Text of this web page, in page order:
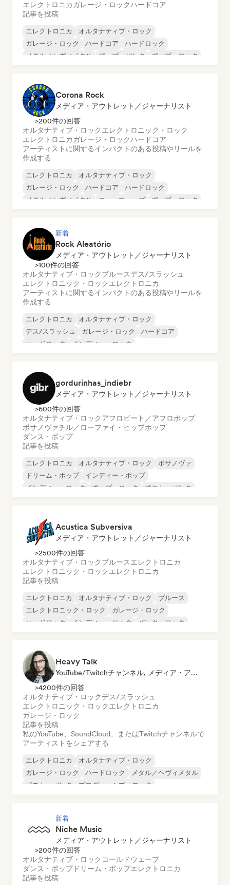
エレクトロニカガレージ・ロックハードコア
記事を投稿
エレクトロニカ
オルタナティブ・ロック
ガレージ・ロック
ハードコア
ハードロック
メタル／ヘヴィメタル
ポップ・パンク ポップ・ロック
Corona Rock
メディア・アウトレット／ジャーナリスト
>200件の回答
オルタナティブ・ロックエレクトロニック・ロック
エレクトロニカガレージ・ロックハードコア
アーティストに関するインパクトのある投稿やリールを
作成する
エレクトロニカ
オルタナティブ・ロック
ガレージ・ロック
ハードコア
ハードロック
メタル／ヘヴィメタル
ニューウェーブ ポップ・ロック
新着
Rock Aleatório
メディア・アウトレット／ジャーナリスト
>100件の回答
オルタナティブ・ロックブルースデス/スラッシュ
エレクトロニック・ロックエレクトロニカ
アーティストに関するインパクトのある投稿やリールを
作成する
エレクトロニカ
オルタナティブ・ロック
デス/スラッシュ
ガレージ・ロック
ハードコア
ハードロック
インディー・ロック
gordurinhas_indiebr
メディア・アウトレット／ジャーナリスト
>600件の回答
オルタナティブ・ロックアフロビート／アフロポップ
ボサノヴァチル／ローファイ・ヒップホップ
ダンス・ポップ
記事を投稿
エレクトロニカ オルタナティブ・ロック
ボサノヴァ
ドリーム・ポップ
インディー・ポップ
インディー・ロック
ポップ・ロック ポスト・パンク
Acustica Subversiva
メディア・アウトレット／ジャーナリスト
>2500件の回答
オルタナティブ・ロックブルースエレクトロニカ
エレクトロニック・ロックエレクトロニカ
記事を投稿
エレクトロニカ オルタナティブ・ロック
ブルース
エレクトロニック・ロック
ガレージ・ロック
ハードロック
インディー・ロック パンク・ロック
Heavy Talk
YouTube/Twitchチャンネル, メディア・アウトレット／ジャーナリスト
>4200件の回答
オルタナティブ・ロックデス/スラッシュ
エレクトロニック・ロックエレクトロニカ
ガレージ・ロック
記事を投稿
私のYouTube、SoundCloud、またはTwitchチャンネルで
アーティストをシェアする
エレクトロニカ
オルタナティブ・ロック
ガレージ・ロック
ハードロック
メタル／ヘヴィメタル
ポスト・パンク
プログレッシブ・ロック
新着
Niche Music
メディア・アウトレット／ジャーナリスト
>200件の回答
オルタナティブ・ロック コールドウェーブ
ダンス・ポップドリーム・ポップエレクトロニカ
記事を投稿